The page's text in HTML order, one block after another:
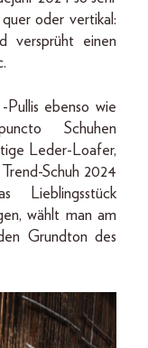
oder vertikal:
versprüht einen
Pullis ebenso wie
Schuhen
Leder-Loafer,
Schuh 2024
Lieblingsstück
wählt man am
Grundton des